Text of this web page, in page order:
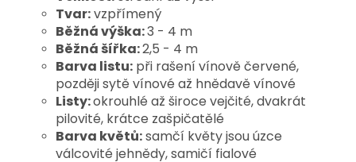
Tvar:vzpřímený
Běžná výška:3 - 4 m
Běžná šířka:2,5 - 4 m
Barva listu: při rašení vínově červené,
později sytě vínové až hnědavě vínové
Listy:okrouhlé až široce vejčité,dvakrát
pilovité, krátce zašpičatělé
Barva květů:samčí květy jsou úzce
válcovité jehnědy, samičí fialové